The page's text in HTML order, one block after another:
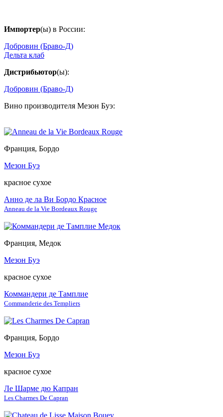
Импортер(ы) в России:
Добровин (Браво-Д)
Дельта клаб
Дистрибьютор(ы):
Добровин (Браво-Д)
Вино производителя Мезон Буэ:
Франция, Бордо
Мезон Буэ
красное сухое
Анно де ла Ви Бордо Красное
Anneau de la Vie Bordeaux Rouge
Франция, Медок
Мезон Буэ
красное сухое
Коммандери де Тамплие
Commanderie des Templiers
Франция, Бордо
Мезон Буэ
красное сухое
Ле Шарме дю Капран
Les Charmes De Capran